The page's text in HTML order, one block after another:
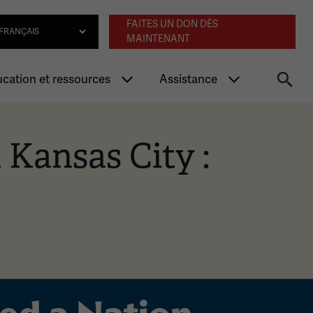
Navigation
FAITES UN DON DÈS
MAINTENANT
et ressources Assistance
City :